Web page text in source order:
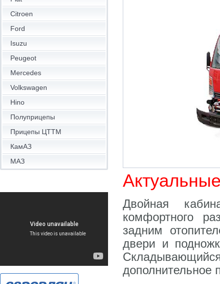
Двойная
комфортного
задним
двери и
дополнительное
Citroen
Ford
Isuzu
Peugeot
Mercedes
Volkswagen
Hino
Полуприцепы
Прицепы ЦТТМ
КамАЗ
МАЗ